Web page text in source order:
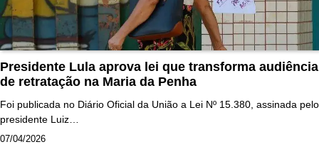
Presidente Lula aprova lei que transforma audiência
de retratação na Maria da Penha
Foi publicada no Diário Oficial da União a Lei Nº 15.380, assinada pelo
presidente Luiz…
07/04/2026